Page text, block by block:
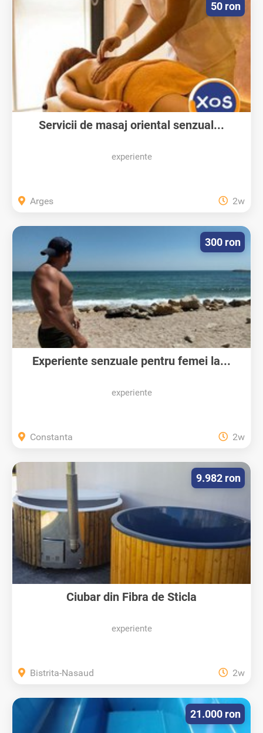
Servicii de masaj oriental senzual...
experiente
50 ron
Arges 2w
Experiente senzuale pentru femei la...
experiente
300 ron
Constanta 2w
Ciubar din Fibra de Sticla
experiente
9.982 ron
Bistrita-Nasaud 2w
21.000 ron